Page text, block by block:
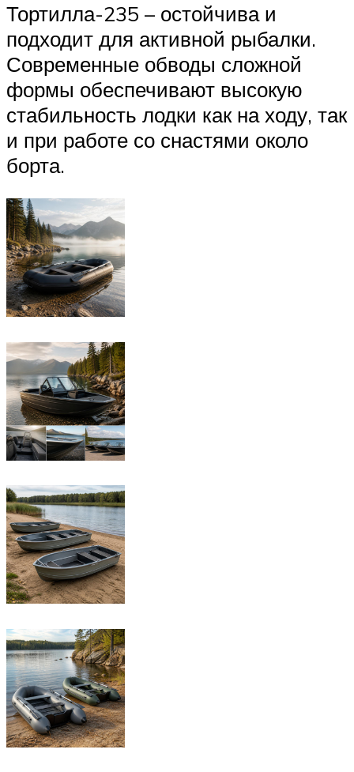
Тортилла-235 – остойчива и
подходит для активной рыбалки.
Современные обводы сложной
формы обеспечивают высокую
стабильность лодки как на ходу, так
и при работе со снастями около
борта.